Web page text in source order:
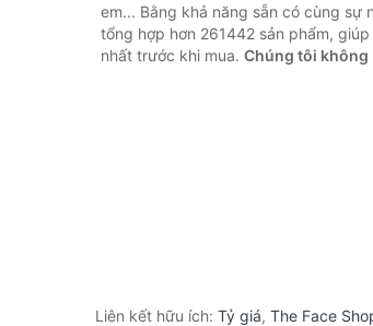
em... Bằng khả năng sẵn có cùng
tổng hợp hơn 261442 sản phẩm,
nhất trước khi mua. Chúng tôi không
Liên kết hữu ích: Tỷ giá, The Face